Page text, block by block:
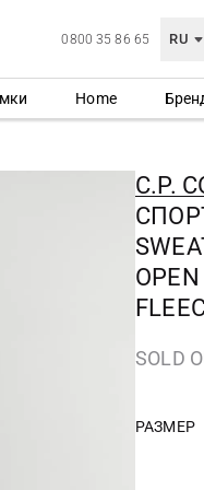
0800 35 86 65 RU
Home
C.P.
SOLD
РАЗМЕР